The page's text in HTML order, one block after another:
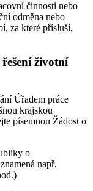
činnosti nebo
odměna nebo
za které přísluší,
životní
Úřadem práce
krajskou
písemnou Žádost o
o
např.